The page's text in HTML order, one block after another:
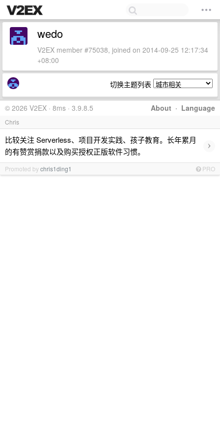
wedo
V2EX member #75038, joined on 2014-09-25 12:17:34
+08:00
切换主题列表
About · Language
© 2026 V2EX · 8ms · 3.9.8.5
Chris
比较关注 Serverless、项目开发实践、孩子教育。长年累月
的有赞赏捐款以及购买授权正版软件习惯。
›
Promoted bychris1ding1 PRO